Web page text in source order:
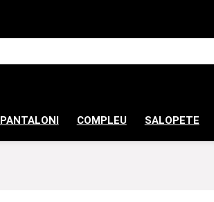
PANTALONI COMPLEU SALOPETE